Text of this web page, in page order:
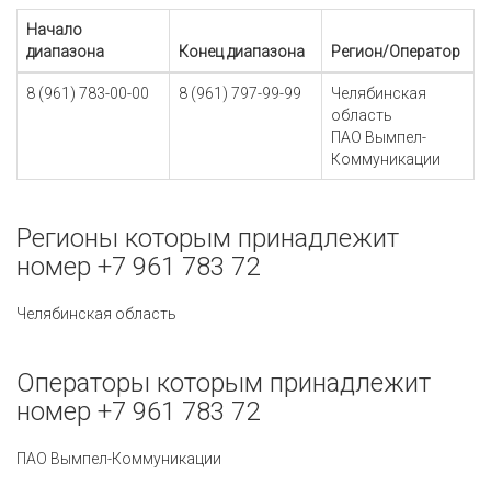
Начало
диапазона
Конец диапазона Регион/Оператор
8 (961) 783-00-00 8 (961) 797-99-99
Челябинская
область
ПАО Вымпел-
Коммуникации
Регионы которым принадлежит
номер +7 961 783 72
Челябинская область
Операторы которым принадлежит
номер +7 961 783 72
ПАО Вымпел-Коммуникации